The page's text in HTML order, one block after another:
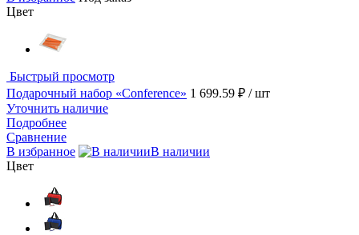
Цвет
Быстрый просмотр
Подарочный набор «Conference» 1 699.59 ₽ / шт
Уточнить наличие
Подробнее
Сравнение
В избранное
В наличии
Цвет